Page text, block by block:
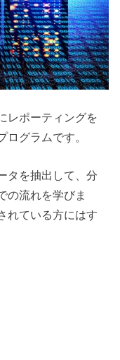
レポーティングを
グラムです。
タを抽出して、分
の流れを学びま
れている方にはす